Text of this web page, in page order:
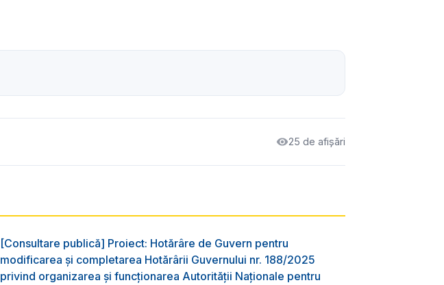
25 de afișări
[Consultare publică] Proiect: Hotărâre de Guvern pentru
modificarea și completarea Hotărârii Guvernului nr. 188/2025
privind organizarea şi funcţionarea Autorităţii Naţionale pentru